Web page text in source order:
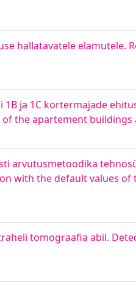
hallatavatele elamutele.
ja 1C kortermajade
the apartement buildings
arvutusmetoodika
with the default values
tomograafia abil.